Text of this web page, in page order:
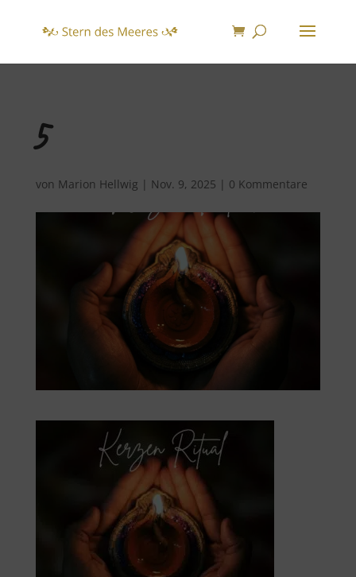
5
von Marion Hellwig | Nov. 9, 2025 | 0 Kommentare